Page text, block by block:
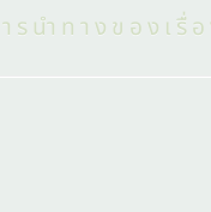
รนำทางของเรื่อ